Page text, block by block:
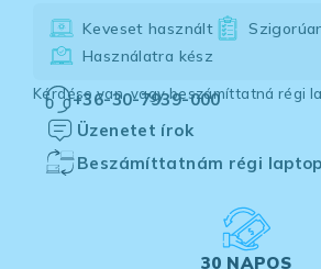
Keveset használt
Használatra kész
Kérdése van, vagy beszámíttatná régi
+36-30-7939-000
Üzenetet írok
Beszámíttatnám régi
30 NAPOS